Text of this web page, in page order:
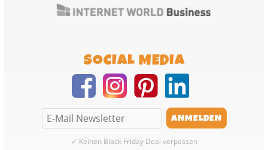
SOCIAL MEDIA
✓ Keinen Black Friday Deal verpassen